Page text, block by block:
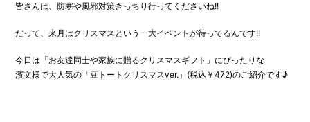
皆さんは、防寒や風邪対策きっちり行ってくださいね!!
だって、来月はクリスマスという一大イベントが待ってるんです!!
今日は「お友達同士や家族に贈るクリスマスギフト」にぴったりな
濱文様で大人気の「豆トートクリスマスver.」(税込￥472)のご紹介です♪